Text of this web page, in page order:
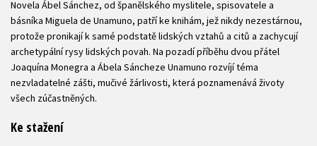
Novela Ábel Sánchez, od španělského myslitele, spisovatele a
básníka Miguela de Unamuno, patří ke knihám, jež nikdy nezestárnou,
protože pronikají k samé podstatě lidských vztahů a citů a zachycují
archetypální rysy lidských povah. Na pozadí příběhu dvou přátel
Joaquína Monegra a Ábela Sáncheze Unamuno rozvíjí téma
nezvladatelné zášti, mučivé žárlivosti, která poznamenává životy
všech zúčastněných.
Ke stažení